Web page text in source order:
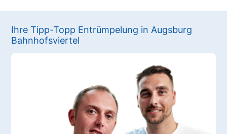
Ihre Tipp-Topp Entrümpelung in Augsburg
Bahnhofsviertel